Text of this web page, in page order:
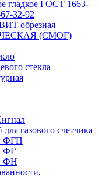
гладкое ГОСТ 1663-
32-92
обрезная
(СМОГ)
стекла
газового счетчика
ФГП
ФГ
ФН